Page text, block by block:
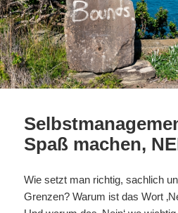
Spaß machen,
Wie setzt man richtig, sachlich
Grenzen? Warum ist das Wort